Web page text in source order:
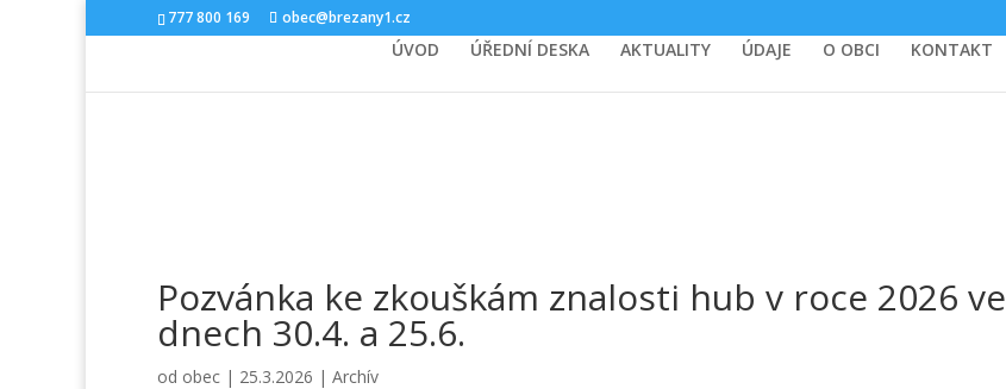
777 800 169 obec@brezany1.cz
ÚVOD ÚŘEDNÍ DESKA AKTUALITY ÚDAJE O OBCI KONTAKT
Pozvánka ke zkouškám znalosti hub v roce 2026 ve
dnech 30.4. a 25.6.
od obec | 25.3.2026 | Archív